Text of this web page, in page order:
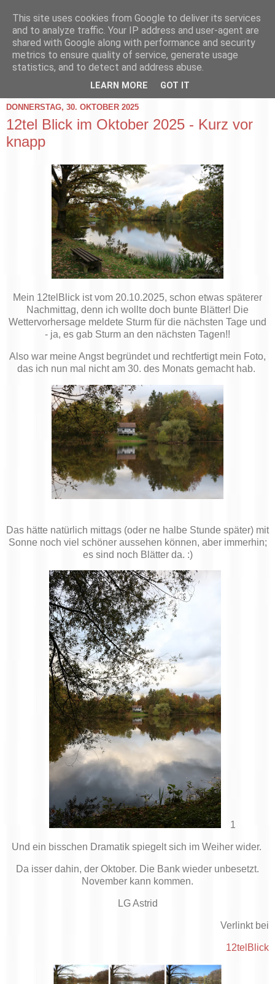
DONNERSTAG, 30. OKTOBER 2025
12tel Blick im Oktober 2025 - Kurz vor
knapp
Mein 12telBlick ist vom 20.10.2025, schon etwas späterer
Nachmittag, denn ich wollte doch bunte Blätter! Die
Wettervorhersage meldete Sturm für die nächsten Tage und
- ja, es gab Sturm an den nächsten Tagen!!
Also war meine Angst begründet und rechtfertigt mein Foto,
das ich nun mal nicht am 30. des Monats gemacht hab.
Das hätte natürlich mittags (oder ne halbe Stunde später) mit
Sonne noch viel schöner aussehen können, aber immerhin;
es sind noch Blätter da. :)
1
Und ein bisschen Dramatik spiegelt sich im Weiher wider.
Da isser dahin, der Oktober. Die Bank wieder unbesetzt.
November kann kommen.
LG Astrid
Verlinkt bei
12telBlick
This site uses cookies from Google to deliver its services
and to analyze traffic. Your IP address and user-agent are
shared with Google along with performance and security
metrics to ensure quality of service, generate usage
statistics, and to detect and address abuse.
LEARN MORE GOT IT